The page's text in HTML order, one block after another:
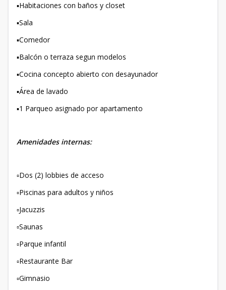
▪️Habitaciones con baños y closet
▪️Sala
▪️Comedor
▪️Balcón o terraza segun modelos
▪️Cocina concepto abierto con desayunador
▪️Área de lavado
▪️1 Parqueo asignado por apartamento
Amenidades internas:
▫️Dos (2) lobbies de acceso
▫️Piscinas para adultos y niños
▫️Jacuzzis
▫️Saunas
▫️Parque infantil
▫️Restaurante Bar
▫️Gimnasio